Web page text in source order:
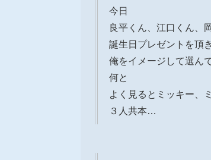
今日
良平くん、江口くん、
誕生日プレゼントを頂
俺をイメージして選ん
何と
よく見るとミッキー、
３人共本…